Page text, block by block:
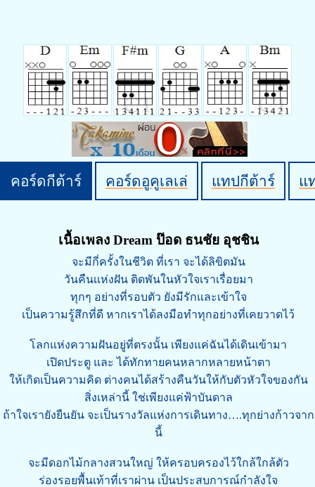
คอร์ดกีต้าร์ คอร์ดอูคูเลเล่ แทปกีต้าร์ แ
เนื้อเพลง Dream ป๊อด ธนชัย อุชชิน
จะมีกี่ครั้งในชีวิต ที่เรา จะได้ลิขิตมัน
วันคืนเเห่งฝัน ติดพันในหัวใจเราเรื่อยมา
ทุกๆ อย่างที่รอบตัว ยังมีรักและเข้าใจ
เป็นความรู้สึกที่ดี หากเราได้ลงมือทำทุกอย่างที่เคยวาดไว้
โลกแห่งความฝันอยู่ที่ตรงนั้น เพียงแค่ฉันได้เดินเข้ามา
เปิดประตู และ ได้ทักทายคนหลากหลายหน้าตา
ให้เกิดเป็นความคิด ต่างคนได้สร้างคืนวันให้กับตัวหัวใจของกัน
สิ่งเหล่านี้ ใช่เพียงแค่ฟ้าบันดาล
ถ้าใจเรายังยืนยัน จะเป็นรางวัลแห่งการเดินทาง….ทุกย่างก้าวจาก
นี้
จะมีดอกไม้กลางสวนใหญ่ ให้ครอบครองไว้ใกล้ใกล้ตัว
ร่องรอยพื้นเท้าที่เราผ่าน เป็นประสบการณ์กำลังใจ